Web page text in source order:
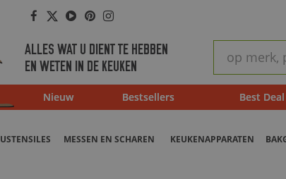
Facebook
Twitter
Youtube
Pinterest
Instagram
ALLES WAT U DIENT TE HEBBEN
EN WETEN IN DE KEUKEN
zoeken
Nieuw Bestsellers Best
USTENSILES MESSEN EN SCHAREN KEUKENAPPARATEN